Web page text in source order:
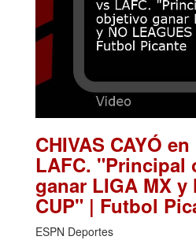
CHIVAS CAYÓ
LAFC. "Principal
ganar LIGA MX y
CUP" | Futbol
ESPN Deportes